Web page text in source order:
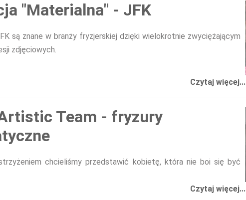
"Materialna" - JFK
są znane w branży fryzjerskiej dzięki wielokrotnie zwyciężającym
zdjęciowych.
Czytaj więcej...
Team - fryzury
chcieliśmy przedstawić kobietę, która nie boi się być
Czytaj więcej...